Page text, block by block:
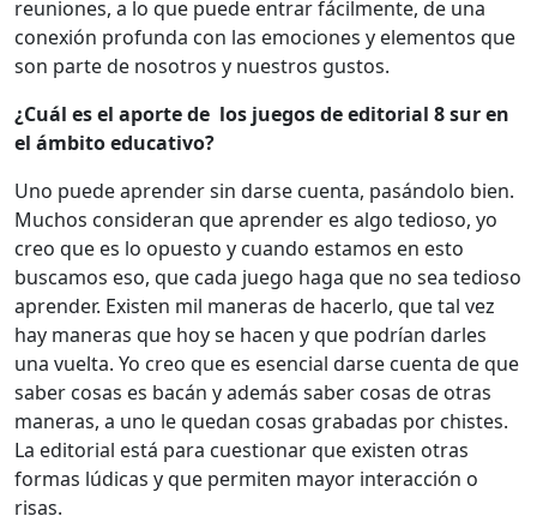
reuniones, a lo que puede entrar fácilmente, de una
conexión profunda con las emociones y elementos que
son parte de nosotros y nuestros gustos.
¿Cuál es el aporte de los juegos de editorial 8 sur en
el ámbito educativo?
Uno puede aprender sin darse cuenta, pasándolo bien.
Muchos consideran que aprender es algo tedioso, yo
creo que es lo opuesto y cuando estamos en esto
buscamos eso, que cada juego haga que no sea tedioso
aprender. Existen mil maneras de hacerlo, que tal vez
hay maneras que hoy se hacen y que podrían darles
una vuelta. Yo creo que es esencial darse cuenta de que
saber cosas es bacán y además saber cosas de otras
maneras, a uno le quedan cosas grabadas por chistes.
La editorial está para cuestionar que existen otras
formas lúdicas y que permiten mayor interacción o
risas.